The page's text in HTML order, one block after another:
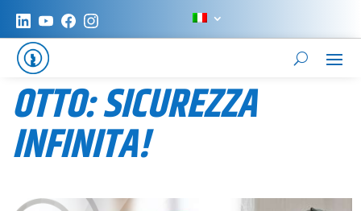
OTTO: SICUREZZA
INFINITA!